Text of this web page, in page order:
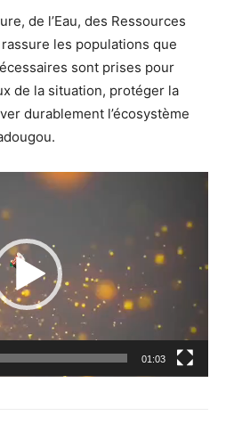
de l’Eau, des Ressources
les populations que
sont prises pour
de la situation, protéger la
durablement l’écosystème
Lecteur
01:03